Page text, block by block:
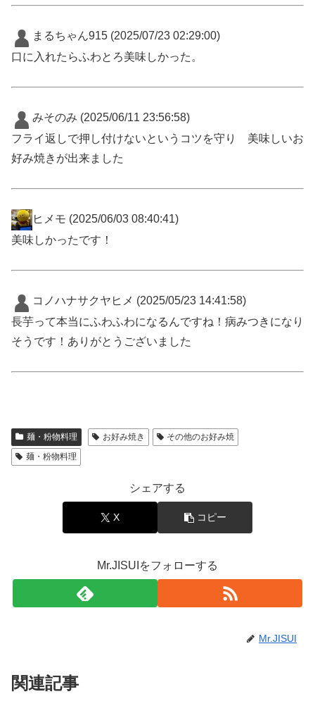
まるちゃん915 (2025/07/23 02:29:00)
口に入れたらふわとろ美味しかった。
みそのみ (2025/06/11 23:56:58)
フライ返しで押し付けないというコツを守り 美味しいお
好み焼きが出来ました
ヒメモ (2025/06/03 08:40:41)
美味しかったです！
コノハナサクヤヒメ (2025/05/23 14:41:58)
長芋って本当にふわふわになるんですね！病みつきになり
そうです！ありがとうございました
麺・粉物料理 お好み焼き
その他のお好み焼
麺・粉物料理
シェアする
X コピー
Mr.JISUIをフォローする
Mr.JISUI
関連記事